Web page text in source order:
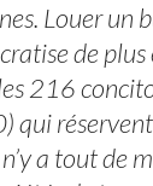
Louer un
de plus
216
qui
a tout de